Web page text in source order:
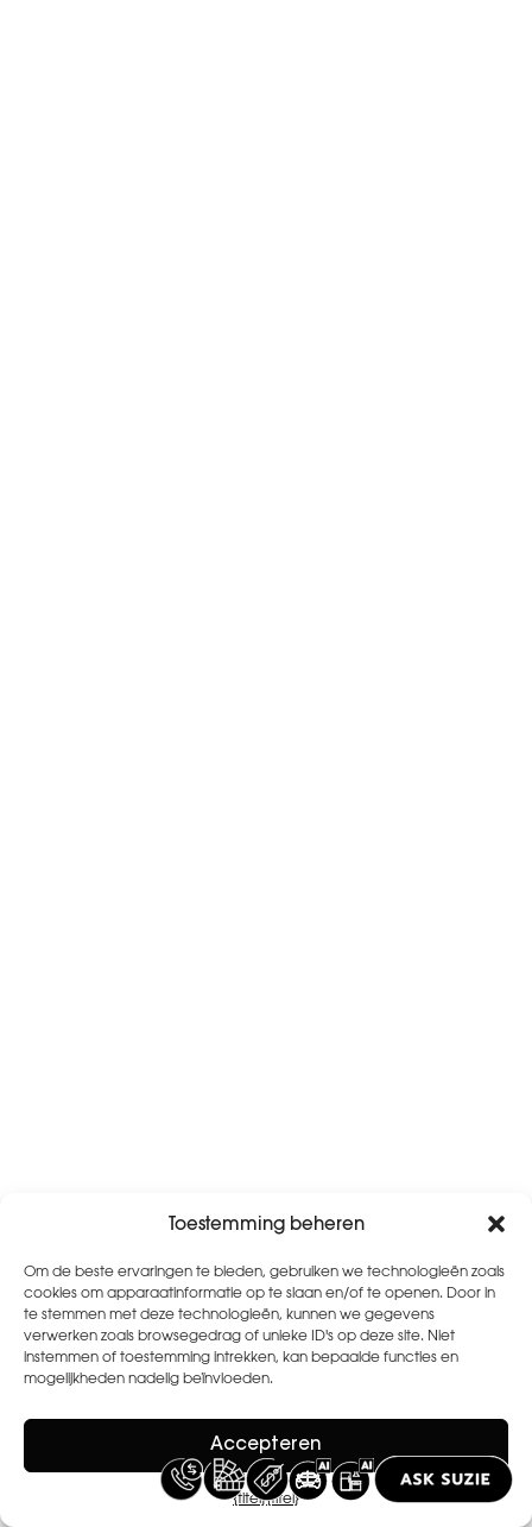
Toestemming beheren
Om de beste ervaringen te bieden, gebruiken we technologieën zoals
cookies om apparaatinformatie op te slaan en/of te openen. Door in
te stemmen met deze technologieën, kunnen we gegevens
verwerken zoals browsegedrag of unieke ID's op deze site. Niet
instemmen of toestemming intrekken, kan bepaalde functies en
mogelijkheden nadelig beïnvloeden.
Accepteren
{titel}{titel}